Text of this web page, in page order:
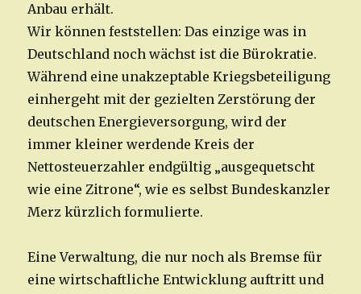
Anbau erhält.
Wir können feststellen: Das einzige was in
Deutschland noch wächst ist die Bürokratie.
Während eine unakzeptable Kriegsbeteiligung
einhergeht mit der gezielten Zerstörung der
deutschen Energieversorgung, wird der
immer kleiner werdende Kreis der
Nettosteuerzahler endgültig „ausgequetscht
wie eine Zitrone“, wie es selbst Bundeskanzler
Merz kürzlich formulierte.
Eine Verwaltung, die nur noch als Bremse für
eine wirtschaftliche Entwicklung auftritt und